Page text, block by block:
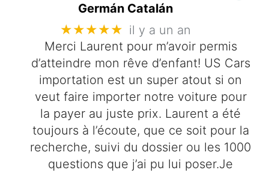
Germán Catalán
★★★★★ il y a un an
Merci Laurent pour m’avoir permis
d’atteindre mon rêve d’enfant! US Cars
importation est un super atout si on
veut faire importer notre voiture pour
la payer au juste prix. Laurent a été
toujours à l’écoute, que ce soit pour la
recherche, suivi du dossier ou les 1000
questions que j’ai pu lui poser.Je